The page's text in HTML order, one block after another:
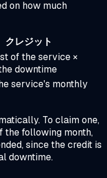
on how much
クレジット
of the service ×
downtime
service's monthly
To claim one,
the following month,
since the credit is
downtime.